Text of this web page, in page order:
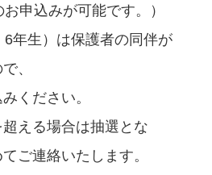
お申込みが可能です。）
年生）は保護者の同伴が
、
ください。
える場合は抽選とな
ご連絡いたします。